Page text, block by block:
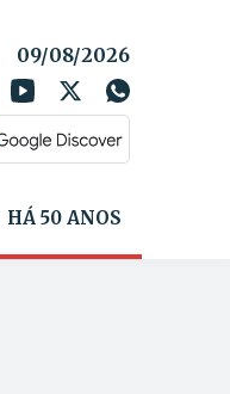
09/08/2026
HÁ 50 ANOS